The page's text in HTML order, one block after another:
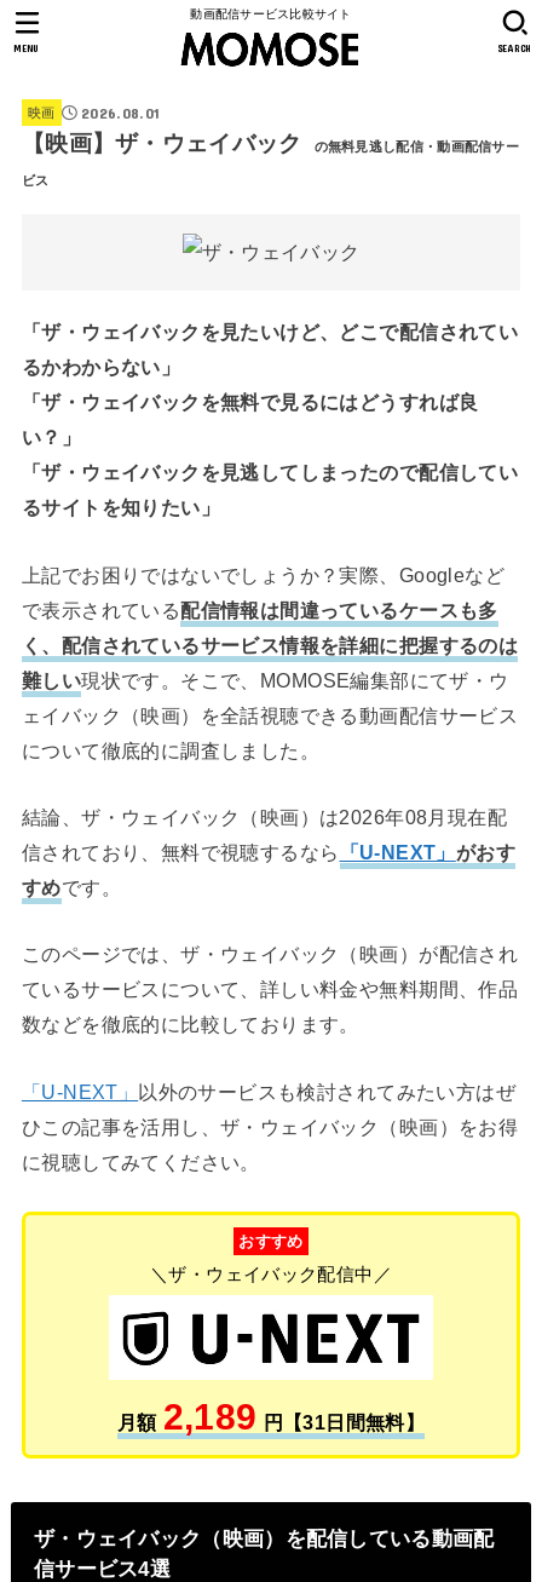
動画配信サービス比較サイト
SEARCH
MENU
映画 2026.08.01
【映画】ザ・ウェイバック の無料見逃し配信・動画配信サー
ビス
「ザ・ウェイバックを見たいけど、どこで配信されてい
るかわからない」
「ザ・ウェイバックを無料で見るにはどうすれば良
い？」
「ザ・ウェイバックを見逃してしまったので配信してい
るサイトを知りたい」
上記でお困りではないでしょうか？実際、Googleなど
で表示されている配信情報は間違っているケースも多
く、配信されているサービス情報を詳細に把握するのは
難しい現状です。そこで、MOMOSE編集部にてザ・ウ
ェイバック（映画）を全話視聴できる動画配信サービス
について徹底的に調査しました。
結論、ザ・ウェイバック（映画）は2026年08月現在配
信されており、無料で視聴するなら
「U-NEXT」 がおす
すめです。
このページでは、ザ・ウェイバック（映画）が配信され
ているサービスについて、詳しい料金や無料期間、作品
数などを徹底的に比較しております。
「U-NEXT」 以外のサービスも検討されてみたい方はぜ
ひこの記事を活用し、ザ・ウェイバック（映画）をお得
に視聴してみてください。
おすすめ
＼ザ・ウェイバック配信中／
月額 2,189 円【31日間無料】
ザ・ウェイバック（映画）を配信している動画配
信サービス4選